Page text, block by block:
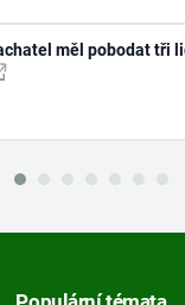
měl pobodat tři